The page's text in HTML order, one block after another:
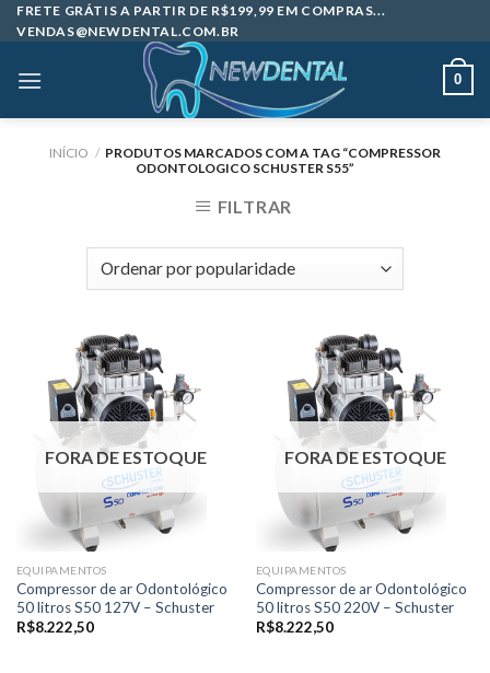
Skip
to
FRETE GRÁTIS A PARTIR DE R$199,99 EM COMPRAS...
VENDAS@NEWDENTAL.COM.BR
0
INÍCIO / PRODUTOS MARCADOS COM A TAG “COMPRESSOR
ODONTOLOGICO SCHUSTER S55”
FILTRAR
FORA DE ESTOQUE
EQUIPAMENTOS
Compressor de ar Odontológico
50 litros S50 127V – Schuster
R$8.222,50
FORA DE ESTOQUE
EQUIPAMENTOS
Compressor de ar Odontológico
50 litros S50 220V – Schuster
R$8.222,50